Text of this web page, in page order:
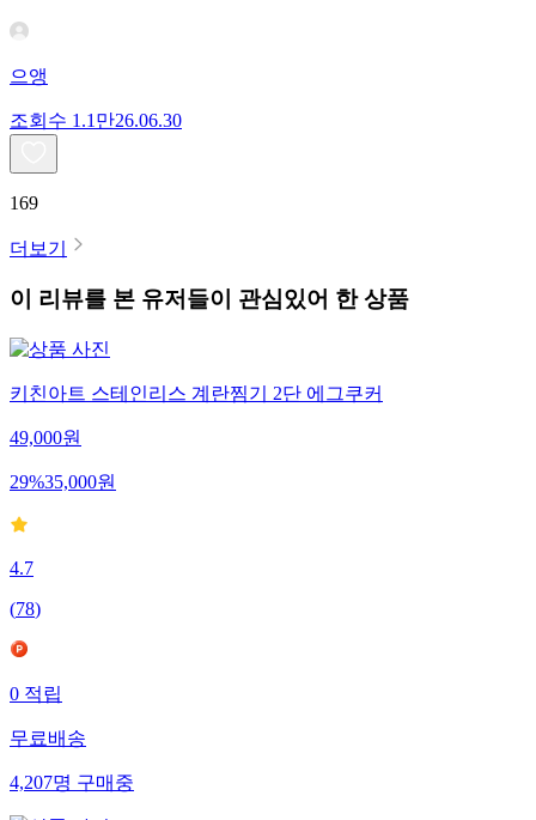
으앵
조회수 1.1만26.06.30
169
더보기
이 리뷰를 본 유저들이 관심있어 한 상품
키친아트 스테인리스 계란찜기 2단 에그쿠커
49,000원
29%35,000원
4.7
(78)
0 적립
무료배송
4,207명 구매중